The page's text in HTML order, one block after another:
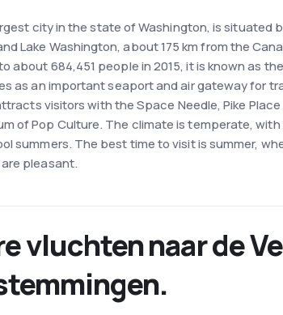
city in the state of Washington, is situated
Lake Washington, about 175 km from the
about 684,451 people in 2015, it is known as
as an important seaport and air gateway for
visitors with the Space Needle, Pike Place
of Pop Culture. The climate is temperate, with
summers. The best time to visit is summer,
pleasant.
vluchten naar de